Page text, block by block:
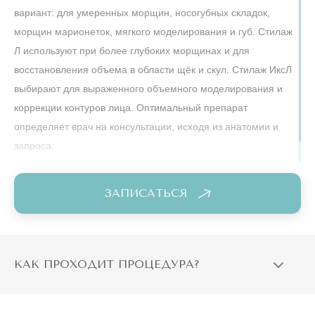
вариант: для умеренных морщин, носогубных складок,
морщин марионеток, мягкого моделирования и губ. Стилаж
Л используют при более глубоких морщинах и для
восстановления объема в области щёк и скул. Стилаж ИксЛ
выбирают для выраженного объемного моделирования и
коррекции контуров лица. Оптимальный препарат
определяет врач на консультации, исходя из анатомии и
запроса.
ЗАПИСАТЬСЯ
КАК ПРОХОДИТ ПРОЦЕДУРА?